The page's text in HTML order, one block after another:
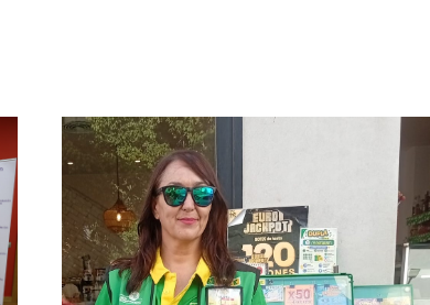
de Mairena del Alcor (Sevilla), Jesús León.